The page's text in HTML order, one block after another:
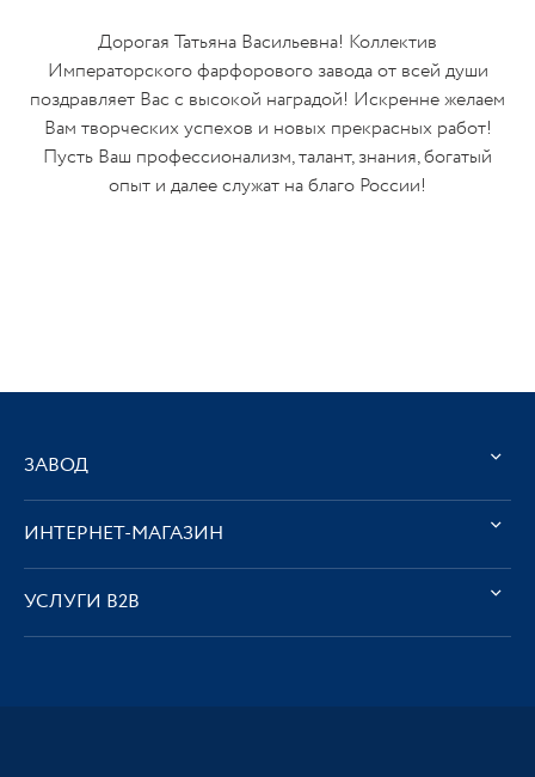
Дорогая Татьяна Васильевна! Коллектив
Императорского фарфорового завода от всей души
поздравляет Вас с высокой наградой! Искренне желаем
Вам творческих успехов и новых прекрасных работ!
Пусть Ваш профессионализм, талант, знания, богатый
опыт и далее служат на благо России!
ЗАВОД
ИНТЕРНЕТ-МАГАЗИН
УСЛУГИ В2В